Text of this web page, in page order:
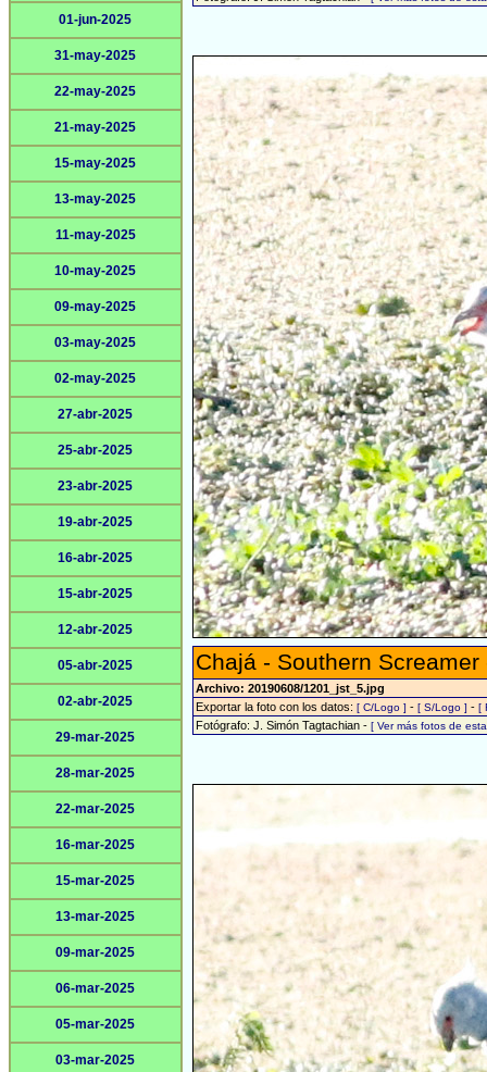
01-jun-2025
31-may-2025
22-may-2025
21-may-2025
15-may-2025
13-may-2025
11-may-2025
10-may-2025
09-may-2025
03-may-2025
02-may-2025
27-abr-2025
25-abr-2025
23-abr-2025
19-abr-2025
16-abr-2025
15-abr-2025
12-abr-2025
05-abr-2025
02-abr-2025
29-mar-2025
28-mar-2025
22-mar-2025
16-mar-2025
15-mar-2025
13-mar-2025
09-mar-2025
06-mar-2025
05-mar-2025
03-mar-2025
Chajá - Southern
Archivo: 20190608/1201_jst_5.jpg
Exportar la foto con los datos: [ C/Logo ] - [ S/Logo ] - [
Fotógrafo: J. Simón Tagtachian - [ Ver más fotos de